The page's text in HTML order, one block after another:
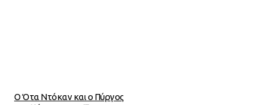
Ο Ότα Ντόκαν και ο Πύργος